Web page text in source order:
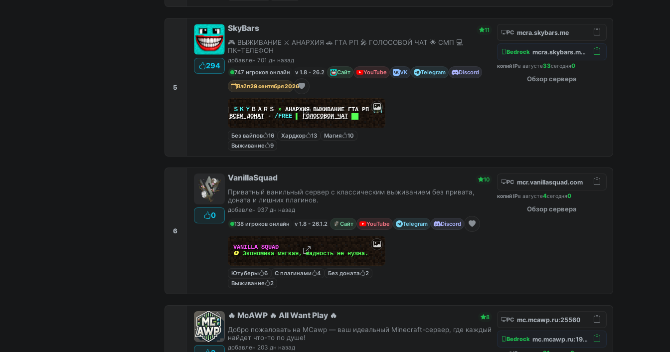
5
294
SkyBars 11
🎮 ВЫЖИВАНИЕ ⚔️ АНАРХИЯ 🚗 ГТА РП 🎤 ГОЛОСОВОЙ ЧАТ 🌟 СМП 💻
ПК+ТЕЛЕФОН
добавлен 701 дн назад
747 игроков онлайн
v 1.8 - 26.2 Сайт YouTube VK Telegram
Discord
Вайп29 сентября 2026
ＳＫＹ ＢＡＲＳ » АНАРХИЯ ВЫЖИВАНИЕ ГТА РП|||
ВСЕМ ДОНАТ - /FREE ГОЛОСОВОЙ ЧАТ
Без вайпов 16 Хардкор 13 Магия
10
Выживание
9
PC mcra.skybars.me
Bedrock mcra.skybars.me:19132
копий IPв августе33сегодня0
Обзор сервера
6
0
VanillaSquad 10
Приватный ванильный сервер с классическим выживанием без привата,
доната и лишних плагинов.
добавлен 937 дн назад
138 игроков онлайн
v 1.8 - 26.1.2 Сайт YouTube Telegram Discord
VANILLA SQUAD
🪙 Экономика мягкая, жадность не нужна.
Ютуберы 6 С плагинами 4 Без доната
2
Выживание
2
PC mcr.vanillasquad.com
копий IPв августе4сегодня0
Обзор сервера
🔥 McAWP 🔥 All Want Play 🔥 8
Добро пожаловать на MCawp — ваш идеальный Minecraft-сервер, где каждый
найдет что-то по душе!
добавлен 203 дн назад
PC mc.mcawp.ru:25560
Bedrock mc.mcawp.ru:19132